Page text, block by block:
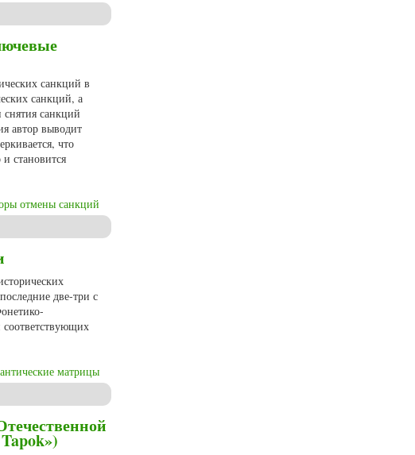
санкций в
санкций, а
санкций
автор выводит
что
становится
отмены санкций
две-три с
соответствующих
матрицы